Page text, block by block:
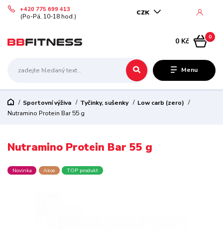
Menu
CZK
+420 775 699 413
(Po-Pá, 10-18 hod.)
0
0 Kč
Sportovní výživa Tyčinky, sušenky
Low carb (zero)
Nutramino Protein Bar 55 g
Nutramino Protein Bar 55 g
Novinka Akce TOP produkt